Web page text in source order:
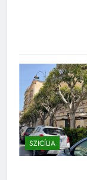
SZICÍLIA